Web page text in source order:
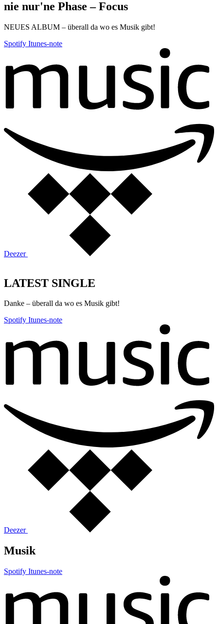
nie nur'ne Phase – Focus
NEUES ALBUM – überall da wo es Musik gibt!
Spotify Itunes-note
Deezer
LATEST SINGLE
Danke – überall da wo es Musik gibt!
Spotify Itunes-note
Deezer
Musik
Spotify Itunes-note